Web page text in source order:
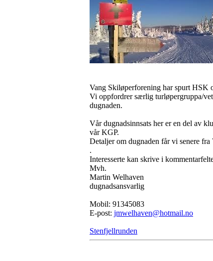
Vang Skiløperforening har spurt HSK
Vi oppfordrer særlig turløpergruppa/
dugnaden.
Vår dugnadsinnsats her er en del av
vår KGP.
Detaljer om dugnaden får vi senere fra
.
Interesserte kan skrive i
Mvh.
Martin Welhaven
dugnadsansvarlig
Mobil: 91345083
E-post: jmwelhaven@hotmail.no
Stenfjellrunden